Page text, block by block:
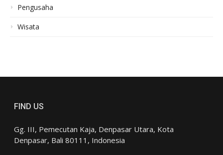
Pengusaha
Wisata
FIND US
Gg. III, Pemecutan Kaja, Denpasar Utara, Kota
Denpasar, Bali 80111, Indonesia